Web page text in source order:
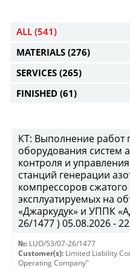
ALL (541)
MATERIALS (276)
SERVICES (265)
FINISHED (61)
КТ: Выполнение работ
оборудования систем
контроля и
станций генерации
компрессоров сжатого
эксплуатируемых на
«Джаркудук» и УППК
26/1477 ) 05.08.2026 -
№: LUO/53/07-26/1477
Customer(s): Limited Liability
Operating Company"